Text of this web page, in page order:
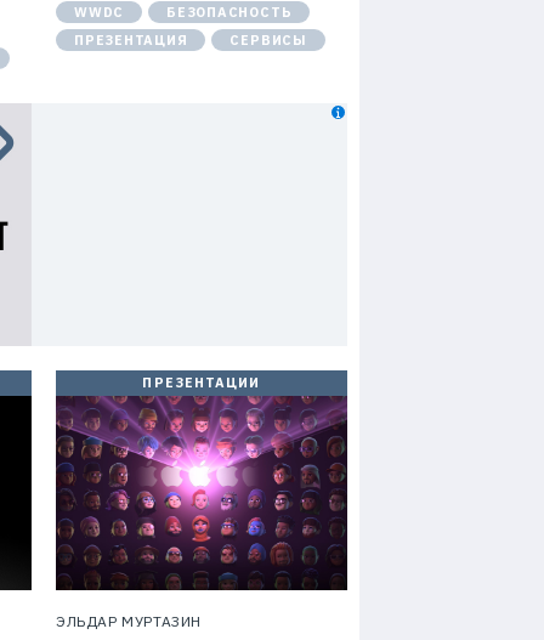
WWDC
БЕЗОПАСНОСТЬ
ПРЕЗЕНТАЦИЯ
СЕРВИСЫ
ПРЕЗЕНТАЦИИ
ЭЛЬДАР МУРТАЗИН